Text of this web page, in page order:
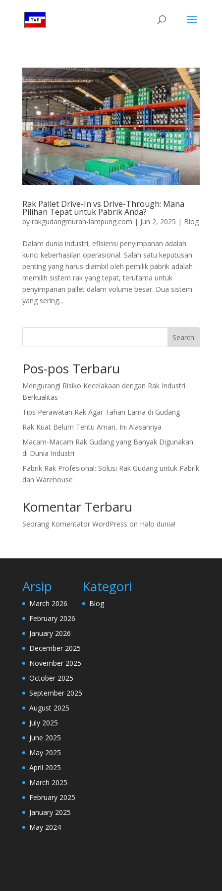
Rak Pallet Drive-In vs Drive-Through: Mana
Pilihan Tepat untuk Pabrik Anda?
by rakgudangmurah-lampung.com | Jun 2, 2025 | Blog
Dalam dunia industri, efisiensi penyimpanan adalah
kunci keberhasilan operasional. Salah satu keputusan
penting yang harus diambil oleh pemilik pabrik adalah
memilih sistem rak yang tepat, terutama untuk
penyimpanan pallet dalam volume besar. Dua sistem
yang sering...
Search
Pos-pos Terbaru
Mengurangi Risiko Kecelakaan dengan Rak Industri
Berkualitas
Tips Perawatan Rak Agar Tahan Lama di Gudang
Rak Kuat Belum Tentu Aman, Ini Alasannya
Macam-Macam Rak Gudang yang Banyak Digunakan
di Dunia Industri
Pabrik Rak Profesional: Solusi Rak Gudang untuk Pabrik
dan Warehouse
Komentar Terbaru
Seorang Komentator WordPress on Halo dunia!
Arsip
March 2026
February 2026
January 2026
December 2025
November 2025
October 2025
September 2025
August 2025
July 2025
June 2025
May 2025
April 2025
March 2025
February 2025
January 2025
May 2024
Kategori
Blog